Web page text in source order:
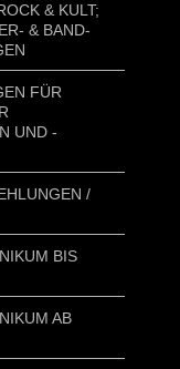
& KULT;
& BAND-
FÜR
UND -
/
BIS
AB